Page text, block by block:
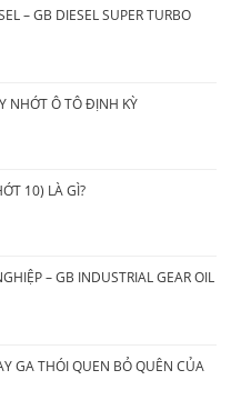
– GB DIESEL SUPER TURBO
NHỚT Ô TÔ ĐỊNH KỲ
10) LÀ GÌ?
– GB INDUSTRIAL GEAR OIL
GA THÓI QUEN BỎ QUÊN CỦA